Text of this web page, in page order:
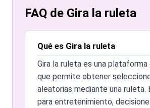
FAQ de Gira la ruleta
Qué es Gira la ruleta
Gira la ruleta es una plataforma
que permite obtener
aleatorias mediante una ruleta.
para entretenimiento,